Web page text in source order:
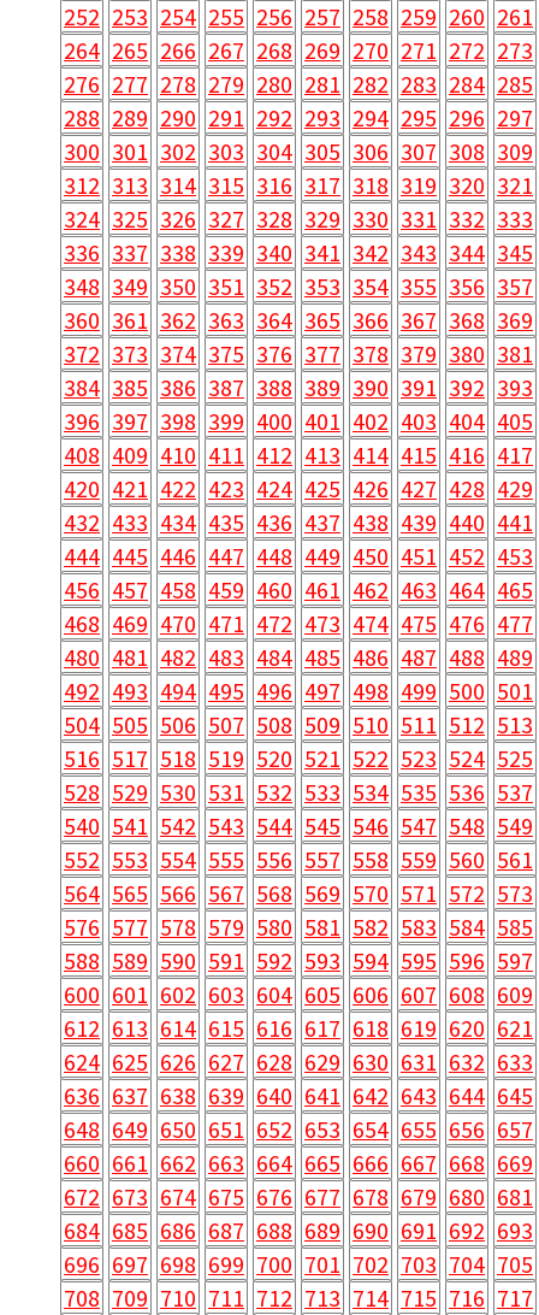
252 253 254 255 256 257 258 259 260 261
264 265 266 267 268 269 270 271 272 273
276 277 278 279 280 281 282 283 284 285
288 289 290 291 292 293 294 295 296 297
300 301 302 303 304 305 306 307 308 309
312 313 314 315 316 317 318 319 320 321
324 325 326 327 328 329 330 331 332 333
336 337 338 339 340 341 342 343 344 345
348 349 350 351 352 353 354 355 356 357
360 361 362 363 364 365 366 367 368 369
372 373 374 375 376 377 378 379 380 381
384 385 386 387 388 389 390 391 392 393
396 397 398 399 400 401 402 403 404 405
408 409 410 411 412 413 414 415 416 417
420 421 422 423 424 425 426 427 428 429
432 433 434 435 436 437 438 439 440 441
444 445 446 447 448 449 450 451 452 453
456 457 458 459 460 461 462 463 464 465
468 469 470 471 472 473 474 475 476 477
480 481 482 483 484 485 486 487 488 489
492 493 494 495 496 497 498 499 500 501
504 505 506 507 508 509 510 511 512 513
516 517 518 519 520 521 522 523 524 525
528 529 530 531 532 533 534 535 536 537
540 541 542 543 544 545 546 547 548 549
552 553 554 555 556 557 558 559 560 561
564 565 566 567 568 569 570 571 572 573
576 577 578 579 580 581 582 583 584 585
588 589 590 591 592 593 594 595 596 597
600 601 602 603 604 605 606 607 608 609
612 613 614 615 616 617 618 619 620 621
624 625 626 627 628 629 630 631 632 633
636 637 638 639 640 641 642 643 644 645
648 649 650 651 652 653 654 655 656 657
660 661 662 663 664 665 666 667 668 669
672 673 674 675 676 677 678 679 680 681
684 685 686 687 688 689 690 691 692 693
696 697 698 699 700 701 702 703 704 705
708 709 710 711 712 713 714 715 716 717